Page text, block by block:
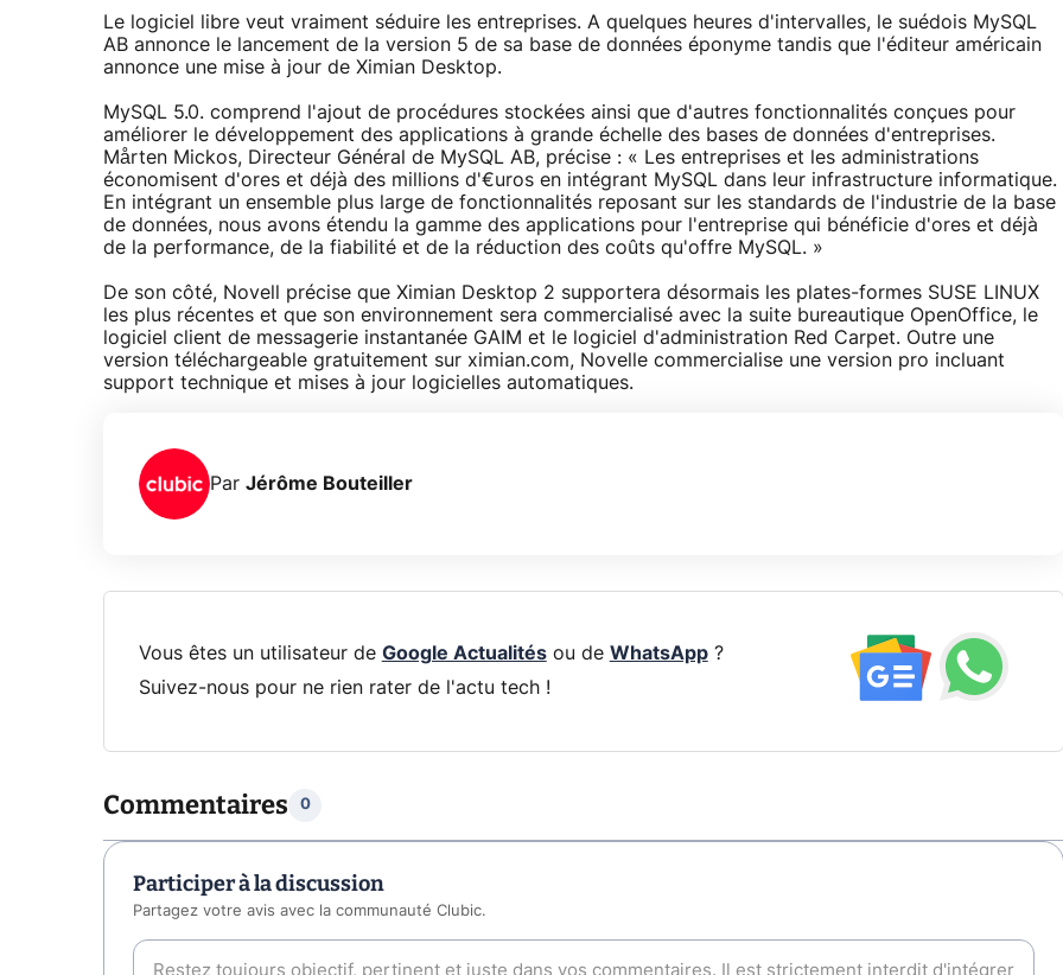
Le logiciel libre veut vraiment séduire les entreprises. A quelques heures d'intervalles, le suédois MySQL
AB annonce le lancement de la version 5 de sa base de données éponyme tandis que l'éditeur américain
annonce une mise à jour de Ximian Desktop.
MySQL 5.0. comprend l'ajout de procédures stockées ainsi que d'autres fonctionnalités conçues pour
améliorer le développement des applications à grande échelle des bases de données d'entreprises.
Mårten Mickos, Directeur Général de MySQL AB, précise : « Les entreprises et les administrations
économisent d'ores et déjà des millions d'€uros en intégrant MySQL dans leur infrastructure informatique.
En intégrant un ensemble plus large de fonctionnalités reposant sur les standards de l'industrie de la base
de données, nous avons étendu la gamme des applications pour l'entreprise qui bénéficie d'ores et déjà
de la performance, de la fiabilité et de la réduction des coûts qu'offre MySQL. »
De son côté, Novell précise que Ximian Desktop 2 supportera désormais les plates-formes SUSE LINUX
les plus récentes et que son environnement sera commercialisé avec la suite bureautique OpenOffice, le
logiciel client de messagerie instantanée GAIM et le logiciel d'administration Red Carpet. Outre une
version téléchargeable gratuitement sur ximian.com, Novelle commercialise une version pro incluant
support technique et mises à jour logicielles automatiques.
Par Jérôme Bouteiller
Vous êtes un utilisateur de Google Actualitésou de WhatsApp?
Suivez-nous pour ne rien rater de l'actu tech !
Commentaires 0
Participer à la discussion
Partagez votre avis avec la communauté Clubic.